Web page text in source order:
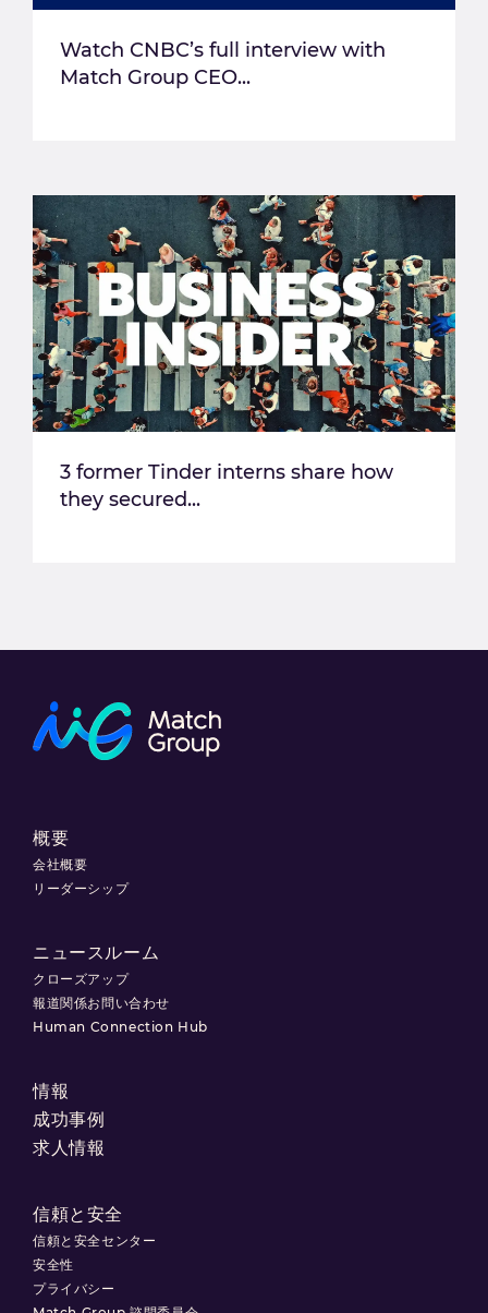
Watch CNBC’s full interview with
Match Group CEO...
3 former Tinder interns share how
they secured...
概要
会社概要
リーダーシップ
ニュースルーム
クローズアップ
報道関係お問い合わせ
Human Connection Hub
情報
成功事例
求人情報
信頼と安全
信頼と安全センター
安全性
プライバシー